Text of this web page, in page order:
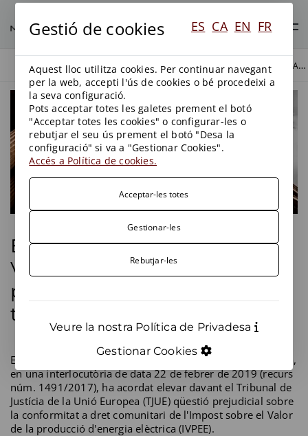
BLOG BLOG EL TSJ DE LA COMUNITAT VALENCIANA PROMOU QÜESTIÓ PREJUDICIAL SOBRE L'IVPEE, QUE TORNA EL MES D'ABRIL.
El TSJ de la Comunitat
Valenciana promou qüestió
prejudicial sobre l'IVPEE, que
torna el mes d'abril.
El Tribunal Superior de Justícia de la Comunitat Valenciana,
en una interlocutòria de data 22 de febrer de 2019 (recurs
núm. 1491/2017), ha acordat elevar davant el Tribunal de
Justícia de la Unió Europea (TJUE) qüestió prejudicial sobre
la conformitat a dret comunitari de l'Impost sobre el Valor
de la producció d'energia elèctrica (IVPEE).
Gestió de cookies ES CA EN FR
Aquest lloc utilitza cookies. Per continuar navegant
per la web, accepti l'ús de cookies o bé procedeixi a
la seva configuració.
Pots acceptar totes les galetes prement el botó
"Acceptar totes les cookies" o configurar-les o
rebutjar el seu ús prement el botó "Desa la
configuració" si va a "Gestionar Cookies".
Accés a Política de cookies.
Acceptar-les totes
Gestionar-les
Rebutjar-les
Veure la nostra Política de Privadesa
Gestionar Cookies